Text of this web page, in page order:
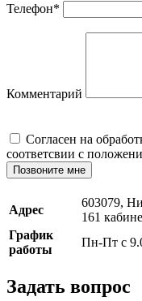
Телефон*
Комментарий
Cогласен на
соответсвии с
Позвоните мне
Адрес
603079,
161
График
работы
Пн-Пт с
Задать вопрос